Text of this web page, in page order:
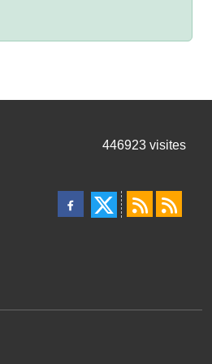
446923 visites